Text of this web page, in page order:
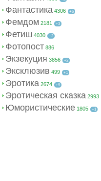
Фантастика 4306 +6
Фемдом 2181 +3
Фетиш 4030 +2
Фотопост 886
Экзекуция 3856 +2
Эксклюзив 499 +1
Эротика 2674 +9
Эротическая сказка 2993
Юмористические 1805 +1